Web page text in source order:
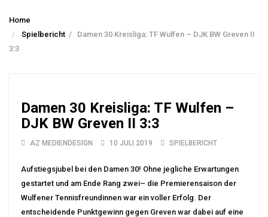
Home
Spielbericht /
Damen 30 Kreisliga: TF Wulfen – DJK BW Greven II
3:3
Damen 30 Kreisliga: TF Wulfen –
DJK BW Greven II 3:3
AZ MEDIENDESIGN 10 JULI 2019 SPIELBERICHT
Aufstiegsjubel bei den Damen 30! Ohne jegliche Erwartungen
gestartet und am Ende Rang zwei– die Premierensaison der
Wulfener Tennisfreundinnen war ein voller Erfolg. Der
entscheidende Punktgewinn gegen Greven war dabei auf eine